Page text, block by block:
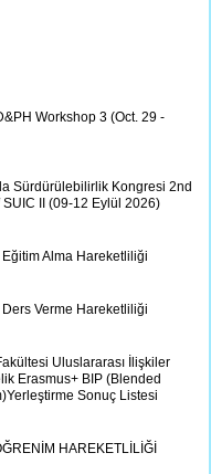
Workshop 3 (Oct. 29 -
Sürdürülebilirlik Kongresi 2nd
II (09-12 Eylül 2026)
Alma Hareketliliği
Verme Hareketliliği
Uluslararası İlişkiler
Erasmus+ BIP (Blended
Sonuç Listesi
HAREKETLİLİĞİ